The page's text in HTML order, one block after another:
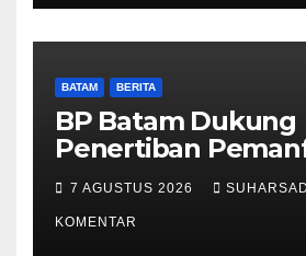
BATAM BERITA
BP Batam Dukung
Penertiban
Ruang Laut Sesuai
Ketentuan
Perundang-
7 AGUSTUS 2026 SUHARSAD
KOMENTAR